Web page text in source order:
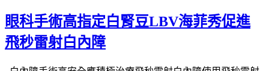
眼科手術高指定白腎豆LBV海菲秀促進
飛秒雷射白內障